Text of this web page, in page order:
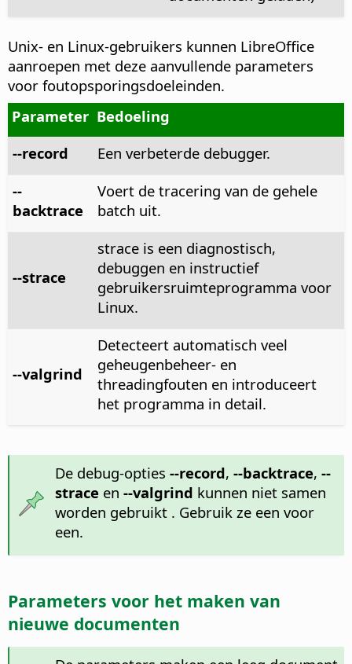
Unix- en Linux-gebruikers kunnen LibreOffice
aanroepen met deze aanvullende parameters
voor foutopsporingsdoeleinden.
Parameter Bedoeling
--record
Een verbeterde debugger.
--
backtrace
Voert de tracering van de gehele
batch uit.
--strace
strace is een diagnostisch,
debuggen en instructief
gebruikersruimteprogramma voor
Linux.
--valgrind
Detecteert automatisch veel
geheugenbeheer- en
threadingfouten en introduceert
het programma in detail.
De debug-opties --record, --backtrace, --
strace en --valgrind kunnen niet samen
worden gebruikt . Gebruik ze een voor
een.
Parameters voor het maken van
nieuwe documenten